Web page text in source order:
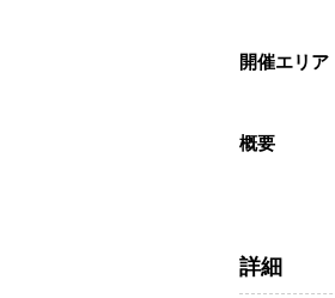
開催エリア
概要
詳細